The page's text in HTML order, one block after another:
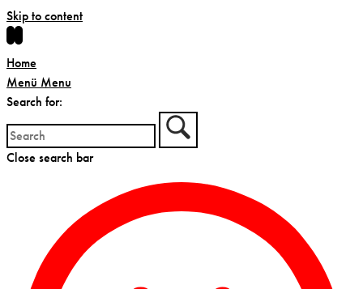
Skip to content
Home
Menü Menu
Search for:
Close search bar